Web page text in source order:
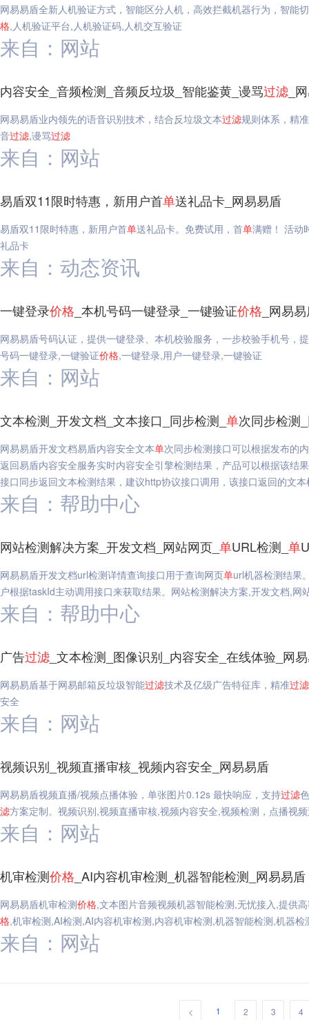
网易易盾全新人机验证方式，智能区分人机，高效拦截机器行为，智能
格,人机验证平台,人机验证码,人机交互验证
来自：网站
内容安全_音频检测_音频反垃圾_智能鉴黄_谩骂过滤 _
网易易盾业内领先的语音识别技术，结合反垃圾文本过滤规则体系，精
音过滤,谩骂过滤
来自：网站
易盾双11限时特惠，新用户首单送礼品卡_网易易盾
易盾双11限时特惠，新用户首单送礼品卡。免费试用，首单满赠！ 活动
礼品卡
来自：动态资讯
一键登录价格 _本机号码一键登录_一键验证价格 _网易
网易易盾号码认证，提供一键登录、本机校验服务，一步校验手机号，
号码一键登录,一键验证价格,一键登录,用户一键登录,一键验证
来自：网站
文本检测_开发文档_文本接口_同步检测_ 单次同步检测
网易易盾开发文档易盾内容安全文本单次同步检测接口可以根据发布的
返回易盾内容安全服务实时内容安全引擎检测结果，产品可以根据该结
接口同步返回文本检测结果，建议http协议接口调用，该接口返回的文
来自：帮助中心
网站检测解决方案_开发文档_网站网页_ 单URL检测_ 单
网易易盾开发文档url检测详情查询接口用于查询网页单url机器检测结果
户根据taskId主动调用接口来获取结果。网站检测解决方案,开发文档,网
来自：帮助中心
广告过滤 _文本检测_图像识别_内容安全_在线体验_网
网易易盾基于网易邮箱反垃圾智能过滤技术及亿级广告特征库，精准过滤
安全
来自：网站
视频识别_视频直播审核_视频内容安全_网易易盾
网易易盾视频直播/视频点播体验，单张图片0.12s 最快响应，支持过滤
滤方案定制。视频识别,视频直播审核,视频内容安全,视频检测，点播视
来自：网站
机审检测价格 _AI内容机审检测_机器智能检测_网易易盾
网易易盾机审检测价格,文本图片音频视频机器智能检测,无忧接入,提供
格,机审检测,AI检测,AI内容机审检测,内容机审检测,机器智能检测,机器检
来自：网站
< 1 2 3 4